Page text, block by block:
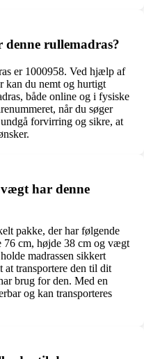
rullemadras?
er 1000958. Ved hjælp af
kan du nemt og hurtigt
både online og i fysiske
når du søger
forvirring og sikre, at
har denne
pakke, der har følgende
76 cm, højde 38 cm og vægt
madrassen sikkert
at transportere den til dit
brug for den. Med en
og kan transporteres